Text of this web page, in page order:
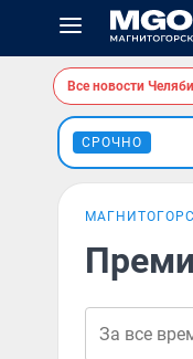
Все новости
СРОЧНО